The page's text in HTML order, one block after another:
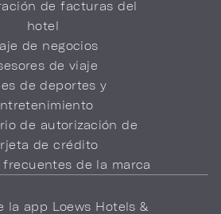
de facturas del
hotel
de negocios
de viaje
de deportes y
de autorización de
de crédito
frecuentes de la marca
la app Loews Hotels &